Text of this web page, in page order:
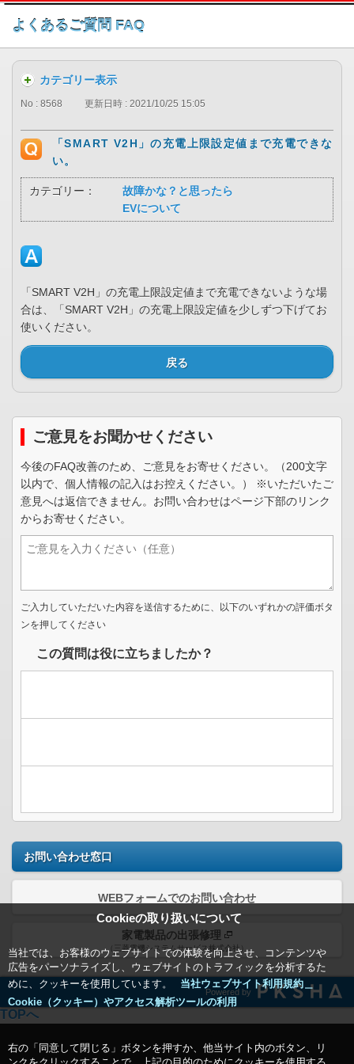
このページの本文へ
よくあるご質問 FAQ
Cookieの取り扱いについて
当社では、お客様のウェブサイトでの体験を向上させ、コンテンツや
広告をパーソナライズし、ウェブサイトのトラフィックを分析するた
めに、クッキーを使用しています。
当社ウェブサイト利用規約＿
Cookie（クッキー）やアクセス解析ツールの利用
右の「同意して閉じる」ボタンを押すか、他当サイト内のボタン、リ
カテゴリー表示
No : 8568 更新日時 : 2021/10/25 15:05
「SMART V2H」の充電上限設定値まで充電できな
い。
カテゴリー：
故障かな？と思ったら
EVについて
「SMART V2H」の充電上限設定値まで充電できないような場
合は、「SMART V2H」の充電上限設定値を少しずつ下げてお
使いください。
戻る
ご意見をお聞かせください
今後のFAQ改善のため、ご意見をお寄せください。（200文字
以内で、個人情報の記入はお控えください。） ※いただいたご
意見へは返信できません。お問い合わせはページ下部のリンク
からお寄せください。
ご入力していただいた内容を送信するために、以下のいずれかの評価ボタ
ンを押してください
この質問は役に立ちましたか？
お問い合わせ窓口
WEBフォームでのお問い合わせ
家電製品の出張修理
（三菱電機システムサービス株式会社）
Powered by
TOPへ